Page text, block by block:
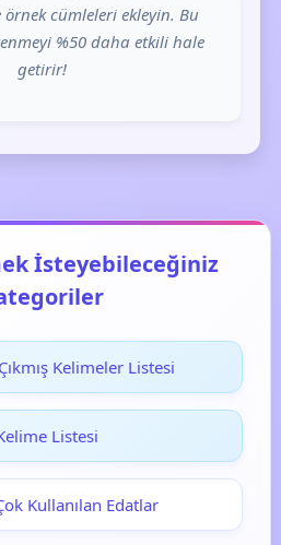
örnek cümleleri ekleyin. Bu
%50 daha etkili hale
getirir!
İsteyebileceğiniz
Kelimeler Listesi
Listesi
Kullanılan Edatlar